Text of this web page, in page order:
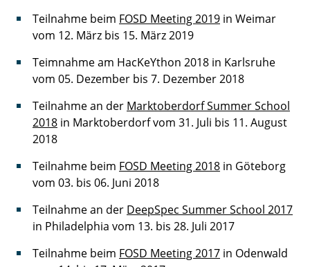
Teilnahme beim FOSD Meeting 2019 in Weimar
vom 12. März bis 15. März 2019
Teimnahme am HacKeYthon 2018 in Karlsruhe
vom 05. Dezember bis 7. Dezember 2018
Teilnahme an der Marktoberdorf Summer School
2018 in Marktoberdorf vom 31. Juli bis 11. August
2018
Teilnahme beim FOSD Meeting 2018 in Göteborg
vom 03. bis 06. Juni 2018
Teilnahme an der DeepSpec Summer School 2017
in Philadelphia vom 13. bis 28. Juli 2017
Teilnahme beim FOSD Meeting 2017 in Odenwald